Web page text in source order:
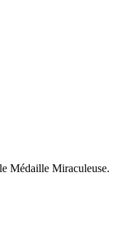
Médaille Miraculeuse.